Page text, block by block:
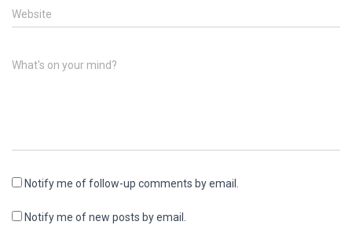
Website
What's on your mind?
Notify me of follow-up comments by email.
Notify me of new posts by email.